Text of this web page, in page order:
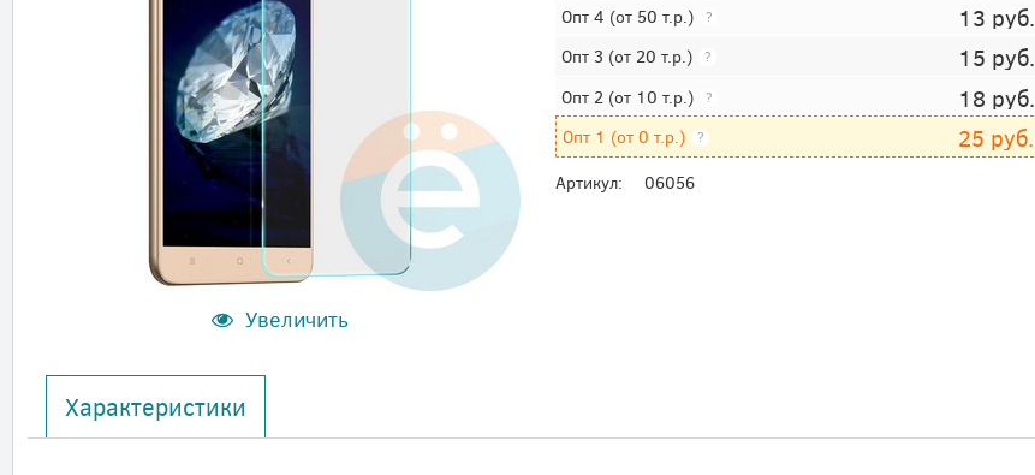
Увеличить
Опт 4 (от 50 т.р.) ? 13 руб.
Опт 3 (от 20 т.р.) ? 15 руб.
Опт 2 (от 10 т.р.) ? 18 руб.
Опт 1 (от 0 т.р.) ? 25 руб.
Артикул: 06056
Характеристики